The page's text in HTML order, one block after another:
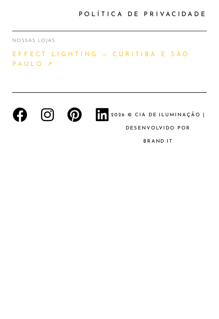
POLÍTICA DE PRIVACIDADE
NOSSAS LOJAS
EFFECT LIGHTING — CURITIBA E SÃO
PAULO ↗
2026 © CIA DE ILUMINAÇÃO |
DESENVOLVIDO POR
BRAND.IT